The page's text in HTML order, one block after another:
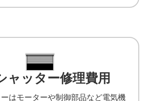
ャッター修理費用
はモーターや制御部品など電気機